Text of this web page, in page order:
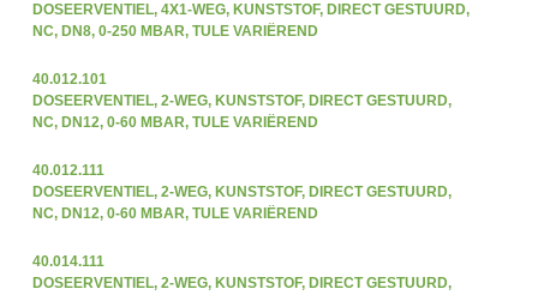
DOSEERVENTIEL, 4X1-WEG, KUNSTSTOF, DIRECT GESTUURD,
NC, DN8, 0-250 MBAR, TULE VARIËREND
40.012.101
DOSEERVENTIEL, 2-WEG, KUNSTSTOF, DIRECT GESTUURD,
NC, DN12, 0-60 MBAR, TULE VARIËREND
40.012.111
DOSEERVENTIEL, 2-WEG, KUNSTSTOF, DIRECT GESTUURD,
NC, DN12, 0-60 MBAR, TULE VARIËREND
40.014.111
DOSEERVENTIEL, 2-WEG, KUNSTSTOF, DIRECT GESTUURD,